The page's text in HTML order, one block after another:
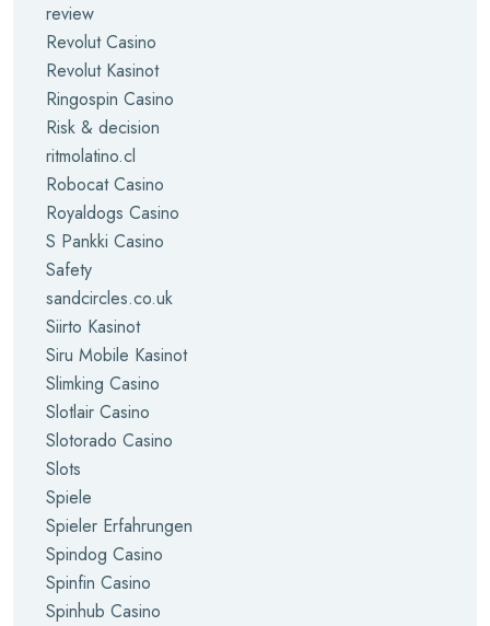
review
Revolut Casino
Revolut Kasinot
Ringospin Casino
Risk & decision
ritmolatino.cl
Robocat Casino
Royaldogs Casino
S Pankki Casino
Safety
sandcircles.co.uk
Siirto Kasinot
Siru Mobile Kasinot
Slimking Casino
Slotlair Casino
Slotorado Casino
Slots
Spiele
Spieler Erfahrungen
Spindog Casino
Spinfin Casino
Spinhub Casino